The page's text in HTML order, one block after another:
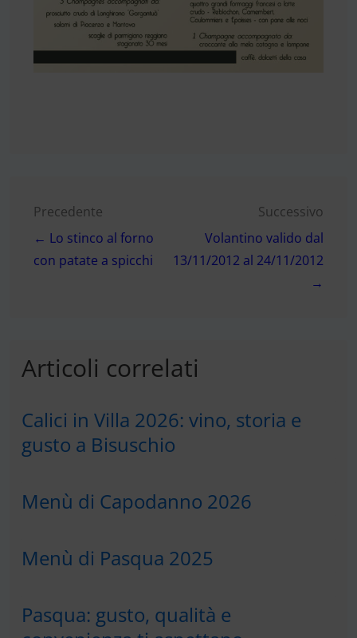
Navigazione
articoli
Precedente
← Lo stinco al forno
con patate a spicchi
Successivo
Volantino valido dal
13/11/2012 al 24/11/2012
→
Articoli correlati
Calici in Villa 2026: vino, storia e
gusto a Bisuschio
Menù di Capodanno 2026
Menù di Pasqua 2025
Pasqua: gusto, qualità e